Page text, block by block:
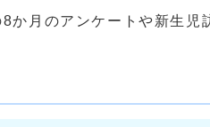
月のアンケートや新生児